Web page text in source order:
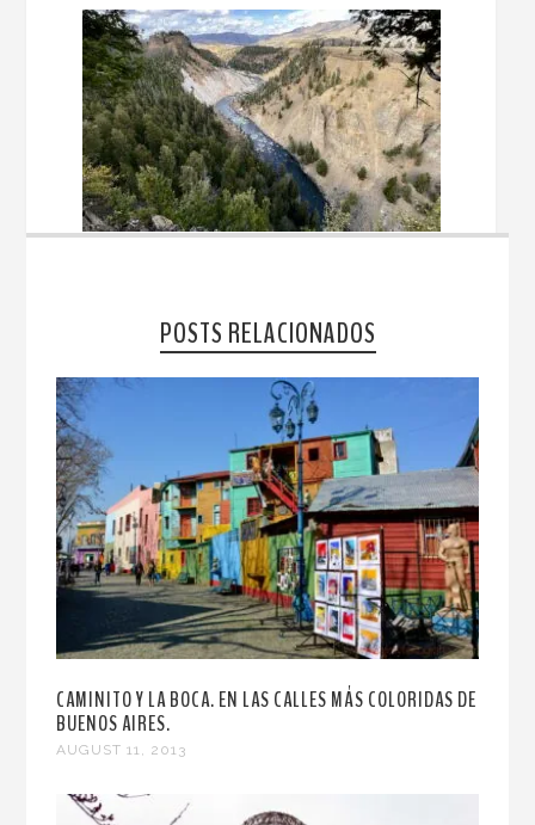
POSTS RELACIONADOS
CAMINITO Y LA BOCA. EN LAS CALLES MÁS COLORIDAS DE
BUENOS AIRES.
AUGUST 11, 2013